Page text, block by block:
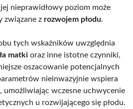
nieprawidłowy poziom może
związane z rozwojem płodu.
tych wskaźników uwzględnia
matki oraz inne istotne czynniki,
oszacowanie potencjalnych
nieinwazyjnie wspiera
, umożliwiając wczesne uchwycenie
u rozwijającego się płodu.